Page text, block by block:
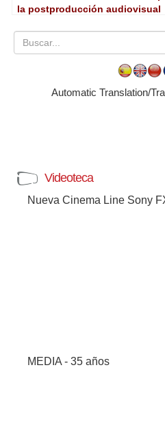
la postproducción audiovisual
Automatic Translation/
Videoteca
Nueva Cinema Line Sony
MEDIA - 35 años